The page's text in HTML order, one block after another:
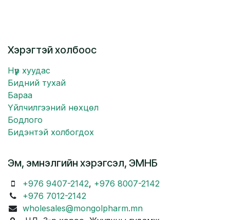
Хэрэгтэй холбоос
Нүүр хуудас
Бидний тухай
Бараа
Үйлчилгээний нөхцөл
Бодлого
Бидэнтэй холбогдох
Эм, эмнэлгийн хэрэгсэл, ЭМНБ
+976 9407-2142, +976 8007-2142
+976 7012-2142
wholesales@mongolpharm.mn